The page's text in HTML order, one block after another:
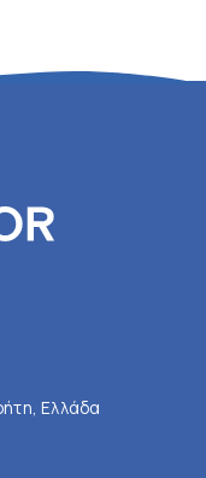
Ελλάδα